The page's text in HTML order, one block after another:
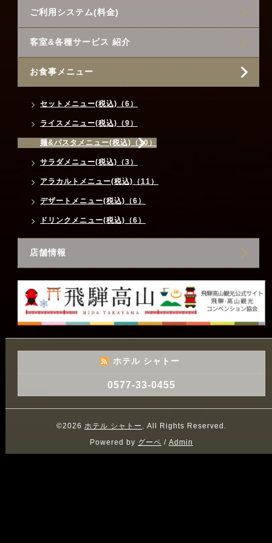
ご利用システム(料金)
客室&各種サービス 紹介
お食事メニュー
セットメニュー(税込)（6）
ライスメニュー(税込)（9）
麺&パスタメニュー(税込)（10）
サラダメニュー(税込)（3）
アラカルトメニュー(税込)（11）
デザートメニュー(税込)（6）
ドリンクメニュー(税込)（6）
店舗情報
ホテル シャトー
0577-33-0455
©2026 ホテル シャトー . All Rights Reserved.
Powered by グーペ / Admin